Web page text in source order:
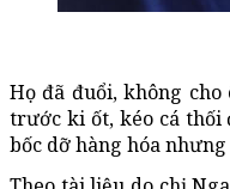
Họ đã đuổi, không
trước ki ốt, kéo cá thối
bốc dỡ hàng hóa